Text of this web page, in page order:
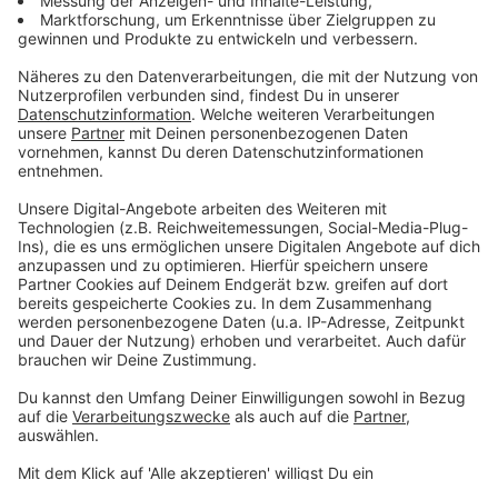
abzufedern. Hintergrund ist, dass die Kosten in vielen
Bereichen weiter steigen. Damit steht der Kreis
Viersen nicht allein da, denn viele Kommunen kämpfen
derzeit mit ähnlichen Entwicklungen.
Anzeige
Investitionen in Schwalmtal und im
Kreisgebiet
Anzeige
Trotz der schwierigen Haushaltslage hält der Kreis an
mehreren wichtigen Projekten fest. Geplant sind
Investitionen in ein neues
Bevölkerungsschutzzentrum, in eine neue
Rettungswache in Schwalmtal und in Schulen. Diese